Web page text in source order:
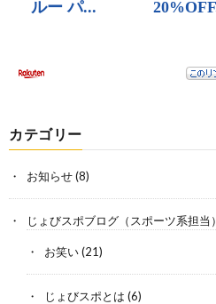
カテゴリー
お知らせ(8)
じょびスポブログ（スポーツ系担当）
お笑い(21)
じょびスポとは (6)